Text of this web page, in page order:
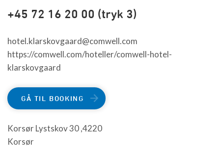
+45 72 16 20 00 (tryk 3)
hotel.klarskovgaard@comwell.com
https://comwell.com/hoteller/comwell-hotel-
klarskovgaard
GÅ TIL BOOKING
Korsør Lystskov 30 ,4220
Korsør